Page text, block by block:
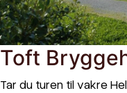
Toft
Tar du turen til vakre